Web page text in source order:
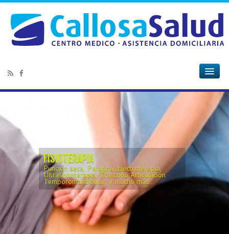
MEDICINA ESTÉTICA
Ácido Hialurónico, Varices, PRP, Lóbulos
Rasgados, Quistes, Verrugas, Manchas y
más...